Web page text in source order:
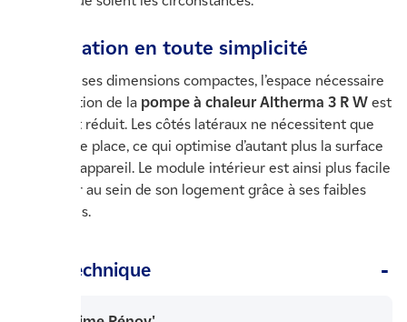
L’installation en toute simplicité
Du fait de ses dimensions compactes, l’espace nécessaire
à l’installation de la pompe à chaleur Altherma 3 R W est
fortement réduit. Les côtés latéraux ne nécessitent que
très peu de place, ce qui optimise d’autant plus la surface
prise par l’appareil. Le module intérieur est ainsi plus facile
à imaginer au sein de son logement grâce à ses faibles
dimensions.
Fiche Technique